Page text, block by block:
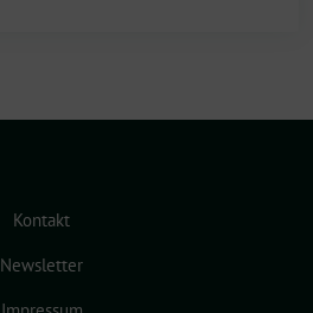
Kontakt
Newsletter